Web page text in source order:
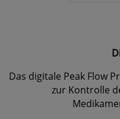
Das digitale Peak Flow
zur Kontrolle